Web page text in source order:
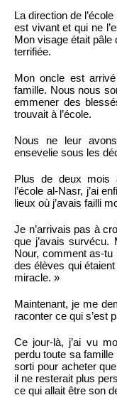
La direction de
est vivant et qui ne
Mon visage était pâle
terrifiée.
Mon oncle est
famille. Nous nous
emmener des
trouvait à l’école.
Nous ne leur
ensevelie sous les
Plus de deux mois
l’école al-Nasr, j’ai
lieux où j’avais failli
Je n’arrivais pas à
que j’avais survécu.
Nour, comment as-
des élèves qui
miracle. »
Maintenant, je me
raconter ce qui s’est
Ce jour-là, j’ai vu
perdu toute sa
sorti pour acheter
il ne resterait plus
ce qui allait être son